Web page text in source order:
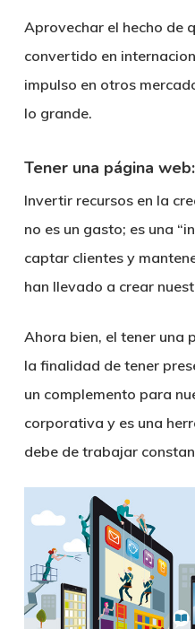
Aprovechar el hecho de
convertido en
impulso en otros
lo grande.
Tener una página
Invertir recursos en la
no es un gasto; es una
captar clientes y
han llevado a crear
Ahora bien, el tener una
la finalidad de tener
un complemento para
corporativa y es una
debe de trabajar